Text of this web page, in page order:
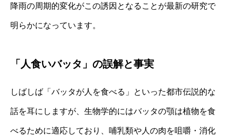
降雨の周期的変化がこの誘因となることが最新の研究で
明らかになっています。
「人食いバッタ」の誤解と事実
しばしば「バッタが人を食べる」といった都市伝説的な
話を耳にしますが、生物学的にはバッタの顎は植物を食
べるために適応しており、哺乳類や人の肉を咀嚼・消化